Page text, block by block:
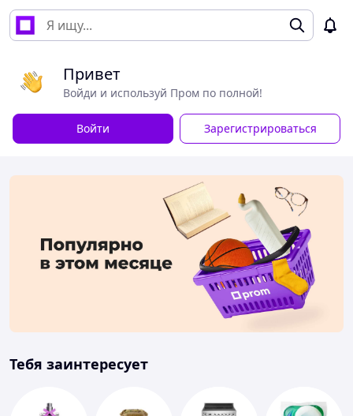
Привет
Войди и используй Пром по полной!
Войти Зарегистрироваться
Тебя заинтересует